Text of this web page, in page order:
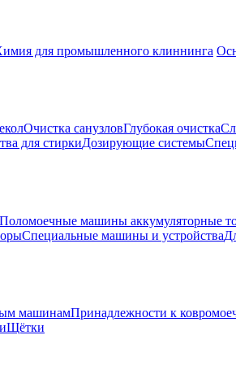
для промышленного клиннинга
Очистка санузловГлубокая очистка
для стиркиДозирующие системы
Поломоечные машины аккумуляторные
Специальные машины и устройства
машинамПринадлежности к
Щётки